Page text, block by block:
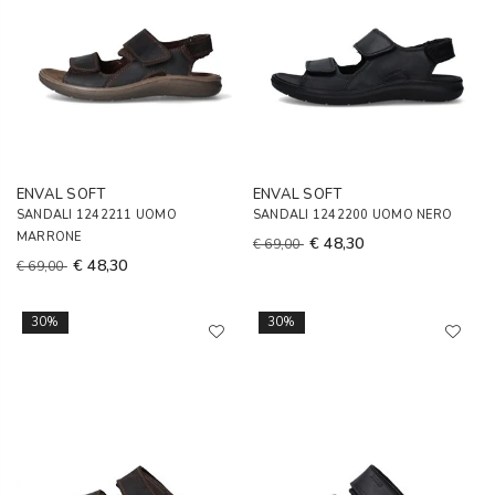
ENVAL SOFT
SANDALI 1242211 UOMO
MARRONE
€ 69,00 € 48,30
ENVAL SOFT
SANDALI 1242200 UOMO NERO
€ 69,00 € 48,30
30% 30%